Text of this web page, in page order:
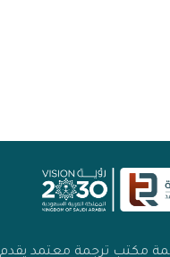
مكتب ترجمة معتمد يقدم